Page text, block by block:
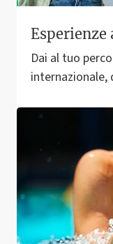
Dai al tuo